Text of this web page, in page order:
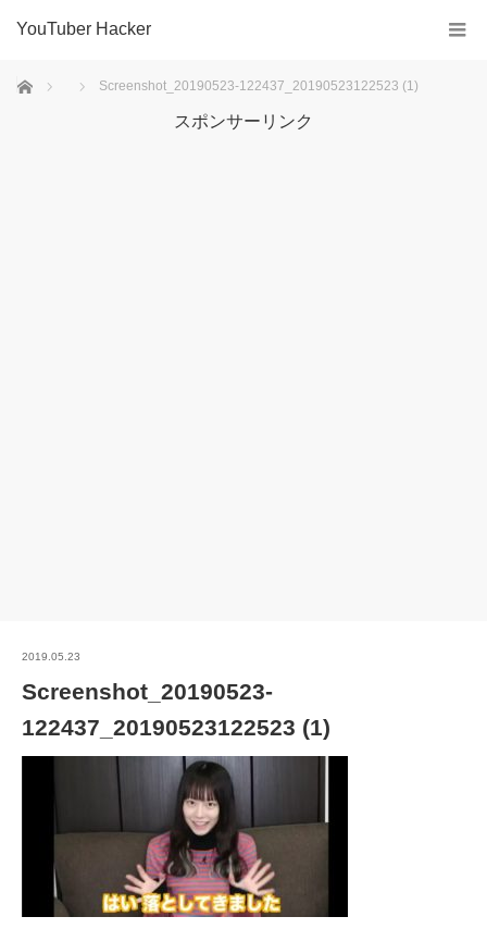
YouTuber Hacker
ホーム Screenshot_20190523-122437_20190523122523 (1)
スポンサーリンク
2019.05.23
Screenshot_20190523-
122437_20190523122523 (1)